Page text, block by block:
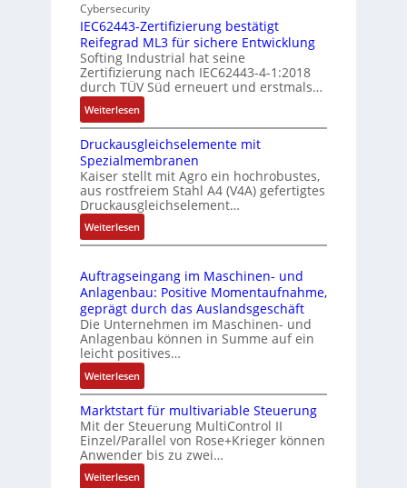
g
e
d
u
t
r
i
e
-
P
C
l
ä
s
s
s
i
c
h
f
l
e
x
i
b
e
l
f
b
i
f
u
n
k
m
o
d
u
l
e
b
r
i
n
e
n
4
G
u
n
d
5
G
a
Cybersecurity
IEC62443-Zertifizierung bestätigt
Reifegrad ML3 für sichere Entwicklung
Softing Industrial hat seine
Zertifizierung nach IEC62443-4-1:2018
durch TÜV Süd erneuert und erstmals…
Weiterlesen:
I
E
C
6
2
4
4
3
Z
e
r
t
i
i
e
r
Druckausgleichselemente mit
Spezialmembranen
Kaiser stellt mit Agro ein hochrobustes,
aus rostfreiem Stahl A4 (V4A) gefertigtes
Druckausgleichselement…
Weiterlesen:
D
u
c
k
a
u
s
g
l
e
i
c
h
s
Auftragseingang im Maschinen- und
Anlagenbau: Positive Momentaufnahme,
geprägt durch das Auslandsgeschäft
Die Unternehmen im Maschinen- und
Anlagenbau können in Summe auf ein
leicht positives…
Weiterlesen:
A
u
f
t
r
a
Marktstart für multivariable Steuerung
Mit der Steuerung MultiControl II
Einzel/Parallel von Rose+Krieger können
Anwender bis zu zwei…
Weiterlesen: